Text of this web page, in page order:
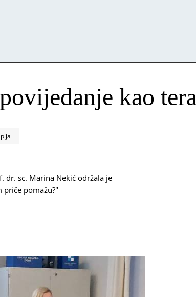
kao
dr. sc. Marina Nekić održala je
priče pomažu?"